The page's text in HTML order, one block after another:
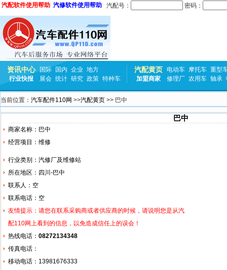
汽配软件使用帮助 汽修软件使用帮助 汽配号： 密码：
资讯中心 国际 国内 企业 地方
行业快报
展会 统计 研究 政策 特种车
汽配黄页 电动车 摩托车 重型
加盟商家
修理厂 农用车 轴承
当前位置： 汽车配件110网 >>汽配黄页 >> 巴中
巴中
商家名称：巴中
经营项目：维修
行业类别：汽修厂及维修站
所在地区：四川-巴中
联系人：空
联系电话：空
友情提示：请您在联系采购商或者供应商的时候，请说明您是从汽
配110网上看到的信息，以免造成信任上的误会！
热线电话： 08272134348
传真电话：
移动电话：13981676333